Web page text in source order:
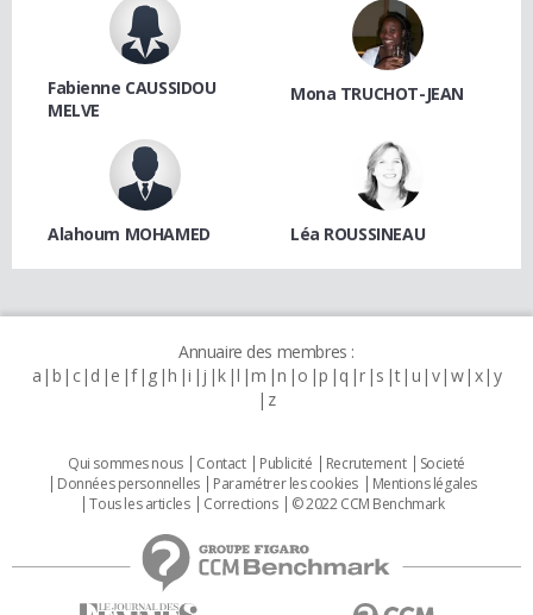
Fabienne CAUSSIDOU
MELVE
Mona TRUCHOT-JEAN
Alahoum MOHAMED Léa ROUSSINEAU
Annuaire des membres :
a b c d e f g h i j k l m n o p q r s t u v w x y
z
Qui sommes nous Contact Publicité Recrutement
Societé
Données personnelles
Paramétrer les cookies
Mentions légales
Tous les articles
Corrections © 2022 CCM Benchmark